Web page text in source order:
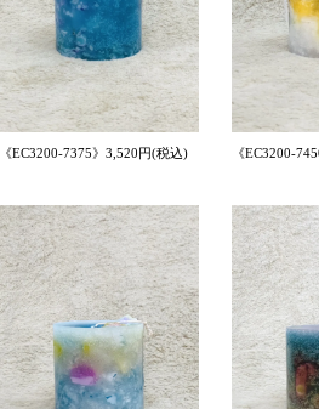
《EC3200-7375》3,520円(税込) 《EC3200-